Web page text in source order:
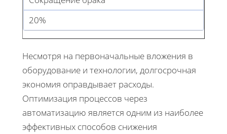
20%
Несмотря на первоначальные вложения в
оборудование и технологии, долгосрочная
экономия оправдывает расходы.
Оптимизация процессов через
автоматизацию является одним из наиболее
эффективных способов снижения